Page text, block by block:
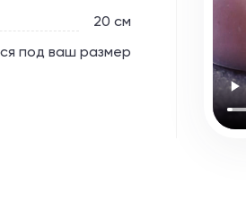
20 см
под ваш размер